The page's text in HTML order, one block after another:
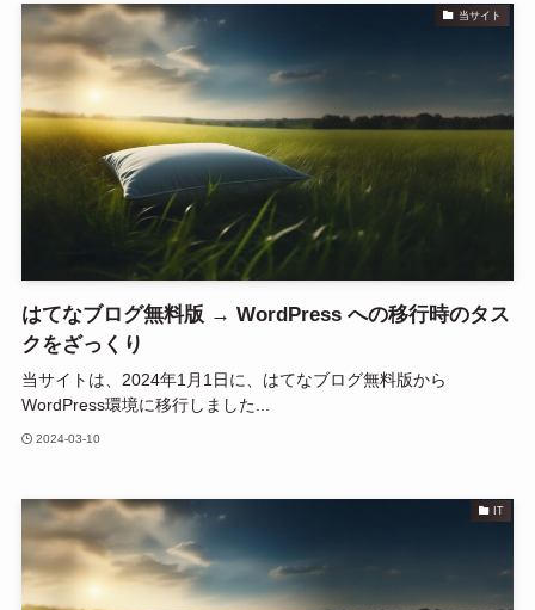
当サイト
はてなブログ無料版 → WordPress への移行時のタス
クをざっくり
当サイトは、2024年1月1日に、はてなブログ無料版から
WordPress環境に移行しました...
2024-03-10
IT